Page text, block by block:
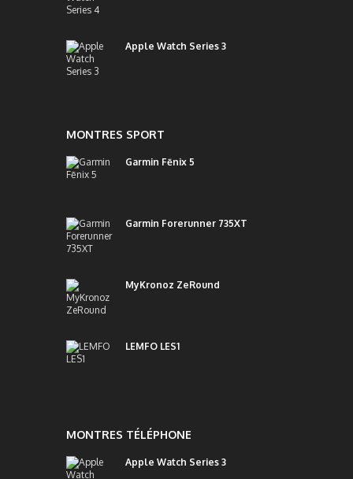
Apple Watch Series 3
MONTRES SPORT
Garmin Fēnix 5
Garmin Forerunner 735XT
MyKronoz ZeRound
LEMFO LES1
MONTRES TÉLÉPHONE
Apple Watch Series 3